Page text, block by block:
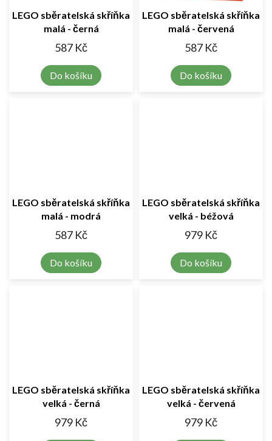
LEGO sběratelská skříňka
malá - černá
587 Kč
Do košíku
LEGO sběratelská skříňka
malá - červená
587 Kč
Do košíku
LEGO sběratelská skříňka
malá - modrá
587 Kč
Do košíku
LEGO sběratelská skříňka
velká - béžová
979 Kč
Do košíku
LEGO sběratelská skříňka
velká - černá
979 Kč
LEGO sběratelská skříňka
velká - červená
979 Kč